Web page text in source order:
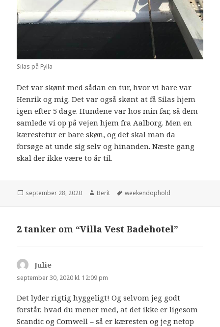
Silas på Fylla
Det var skønt med sådan en tur, hvor vi bare var
Henrik og mig. Det var også skønt at få Silas hjem
igen efter 5 dage. Hundene var hos min far, så dem
samlede vi op på vejen hjem fra Aalborg. Men en
kærestetur er bare skøn, og det skal man da
forsøge at unde sig selv og hinanden. Næste gang
skal der ikke være to år til.
september 28, 2020 Berit weekendophold
2 tanker om “Villa Vest Badehotel”
Julie
september 30, 2020 kl. 12:09 pm
Det lyder rigtig hyggeligt! Og selvom jeg godt
forstår, hvad du mener med, at det ikke er ligesom
Scandic og Comwell – så er kæresten og jeg netop